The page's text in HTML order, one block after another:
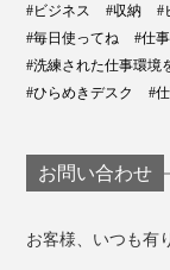
#ビジネス #収納 #
#毎日使ってね
#仕
#洗練された仕事環境
#ひらめきデスク
#
お問い合わせ
お客様、いつも有